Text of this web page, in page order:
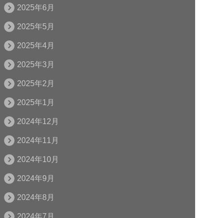
2025年6月
2025年5月
2025年4月
2025年3月
2025年2月
2025年1月
2024年12月
2024年11月
2024年10月
2024年9月
2024年8月
2024年7月